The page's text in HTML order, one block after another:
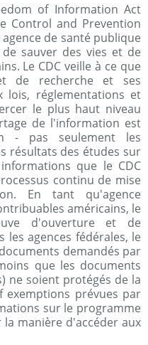
of Information Act
Control and Prevention
agence de santé publique
sauver des vies et de
Le CDC veille à ce que
de recherche et ses
lois, réglementations et
le plus haut niveau
de l'information est
- pas seulement les
résultats des études sur
que le CDC
continu de mise
En tant qu'agence
américains, le
d'ouverture et de
agences fédérales, le
demandés par
que les documents
ne soient protégés de la
exemptions prévues par
sur le programme
la manière d'accéder aux